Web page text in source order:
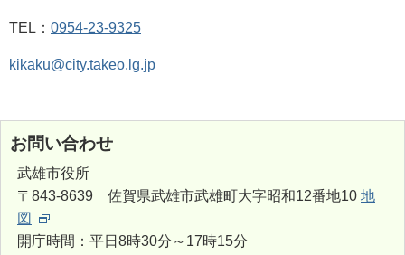
TEL： 0954-23-9325
kikaku@city.takeo.lg.jp
お問い合わせ
武雄市役所
〒843-8639 佐賀県武雄市武雄町大字昭和12番地10 地
図
開庁時間：平日8時30分～17時15分